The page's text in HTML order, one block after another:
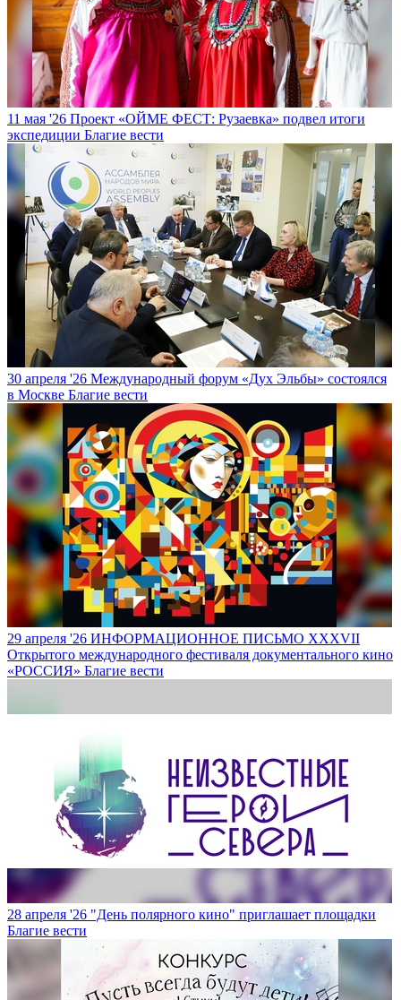
11 мая '26 Проект «ОЙМЕ ФЕСТ: Рузаевка» подвел итоги
экспедиции Благие вести
30 апреля '26 Международный форум «Дух Эльбы» состоялся
в Москве Благие вести
29 апреля '26 ИНФОРМАЦИОННОЕ ПИСЬМО XXXVII
Открытого международного фестиваля документального кино
«РОССИЯ» Благие вести
28 апреля '26 "День полярного кино" приглашает площадки
Благие вести